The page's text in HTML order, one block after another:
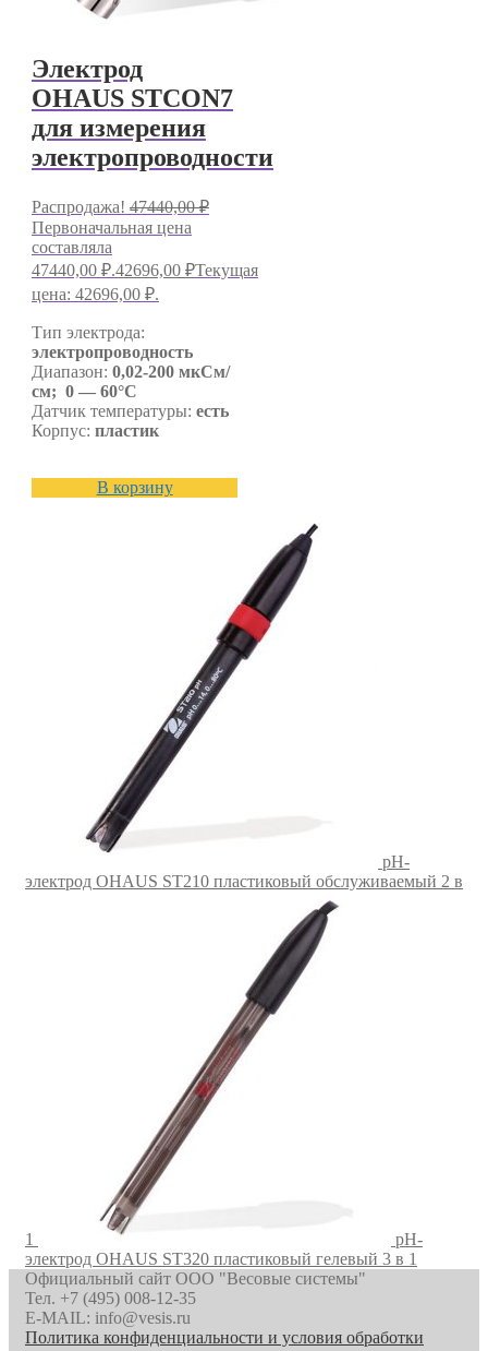
Электрод
OHAUS STCON7
для измерения
электропроводности
Распродажа! 47440,00₽
Первоначальная цена
составляла
47440,00 ₽.42696,00 ₽Текущая
цена: 42696,00 ₽.
Тип электрода:
электропроводность
Диапазон: 0,02-200 мкСм/
см; 0 — 60°C
Датчик температуры: есть
Корпус: пластик
В корзину
pH-
электрод OHAUS ST210 пластиковый обслуживаемый 2 в
1
pH-
электрод OHAUS ST320 пластиковый гелевый 3 в 1
Официальный сайт ООО "Весовые системы"
Тел. +7 (495) 008-12-35
E-MAIL: info@vesis.ru
Политика конфиденциальности и условия обработки